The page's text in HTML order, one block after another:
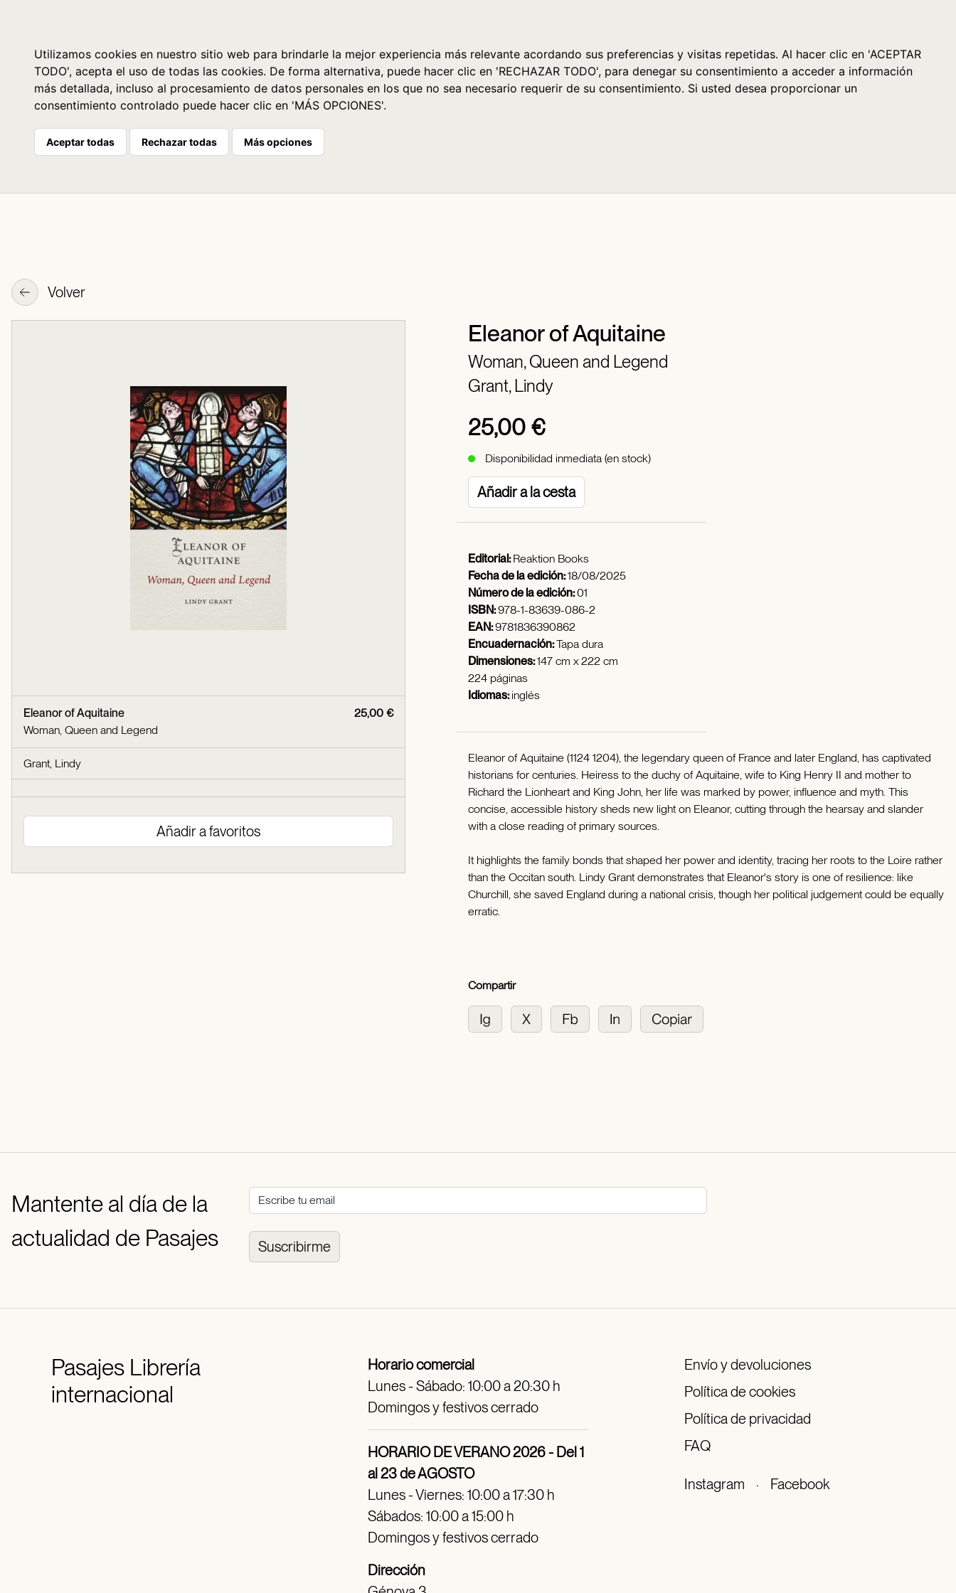
Utilizamos cookies en nuestro sitio web para brindarle la mejor experiencia más relevante acordando sus preferencias y visitas repetidas. Al hacer clic en 'ACEPTAR
TODO', acepta el uso de todas las cookies. De forma alternativa, puede hacer clic en 'RECHAZAR TODO', para denegar su consentimiento a acceder a información
más detallada, incluso al procesamiento de datos personales en los que no sea necesario requerir de su consentimiento. Si usted desea proporcionar un
consentimiento controlado puede hacer clic en 'MÁS OPCIONES'.
Aceptar todas Rechazar todas Más opciones
Volver
Eleanor of Aquitaine
Woman, Queen and Legend
Grant, Lindy
25,00 €
Disponibilidad inmediata (en stock)
Añadir a la cesta
25,00 €
Eleanor of Aquitaine
Woman, Queen and Legend
Grant, Lindy
Añadir a favoritos
Editorial:Reaktion Books
Fecha de la edición:18/08/2025
Número de la edición:01
ISBN:978-1-83639-086-2
EAN:9781836390862
Encuadernación:Tapa dura
Dimensiones:147 cm x 222 cm
224 páginas
Idiomas:inglés
Eleanor of Aquitaine (1124 1204), the legendary queen of France and later England, has captivated
historians for centuries. Heiress to the duchy of Aquitaine, wife to King Henry II and mother to
Richard the Lionheart and King John, her life was marked by power, influence and myth. This
concise, accessible history sheds new light on Eleanor, cutting through the hearsay and slander
with a close reading of primary sources.
It highlights the family bonds that shaped her power and identity, tracing her roots to the Loire rather
than the Occitan south. Lindy Grant demonstrates that Eleanor's story is one of resilience: like
Churchill, she saved England during a national crisis, though her political judgement could be equally
erratic.
Compartir
Mantente al día de la
actualidad de Pasajes
Suscribirme
PasajesLibrería
internacional
Horario comercial
Lunes - Sábado: 10:00 a 20:30 h
Domingos y festivos cerrado
HORARIO DE VERANO 2026 - Del 1
al 23 de AGOSTO
Lunes - Viernes: 10:00 a 17:30 h
Sábados: 10:00 a 15:00 h
Domingos y festivos cerrado
Dirección
Envío y devoluciones
Política de cookies
Política de privacidad
FAQ
Instagram · Facebook